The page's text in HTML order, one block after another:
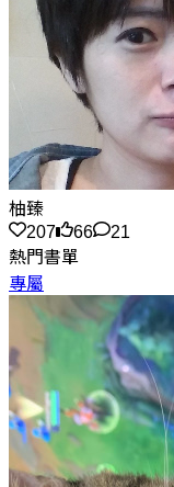
柚臻
207
66
21
熱門書單
專屬